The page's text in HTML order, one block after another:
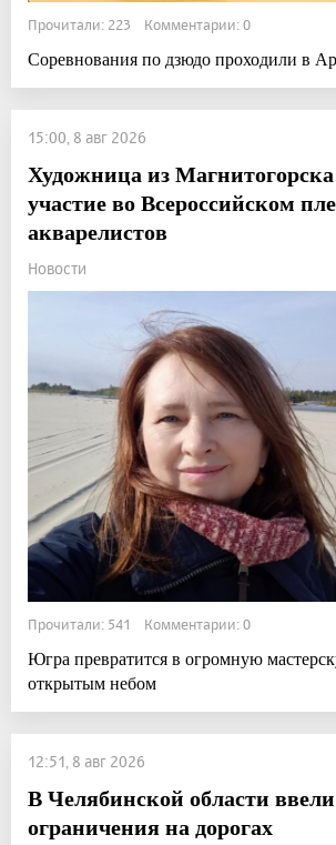
Прочитали: 223 Комментарии: 0
Соревнования по дзюдо проходили в
15:00, 8 авг 2026
Художница из
участие во Всероссийском
акварелистов
Новости
Прочитали: 541 Комментарии: 0
Югра превратится в огромную
открытым небом
12:51, 8 авг 2026
В Челябинской области ввели
ограничения на дорогах